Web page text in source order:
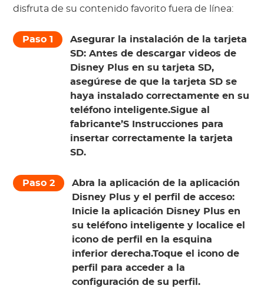
disfruta de su contenido favorito fuera de línea:
Paso 1
Asegurar la instalación de la tarjeta
SD:Antes de descargar videos de
Disney Plus en su tarjeta SD,
asegúrese de que la tarjeta SD se
haya instalado correctamente en su
teléfono inteligente.Sigue al
fabricante’S Instrucciones para
insertar correctamente la tarjeta
SD.
Paso 2
Abra la aplicación de la aplicación
Disney Plus y el perfil de acceso:
Inicie la aplicación Disney Plus en
su teléfono inteligente y localice el
icono de perfilen la esquina
inferior derecha.Toque el icono de
perfil para acceder a la
configuración de su perfil.